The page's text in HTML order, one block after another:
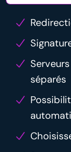
séparés